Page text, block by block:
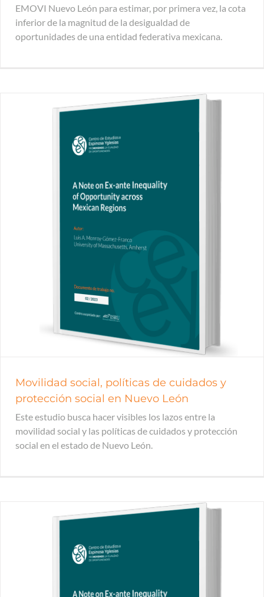
EMOVI Nuevo León para estimar, por primera vez, la cota
inferior de la magnitud de la desigualdad de
oportunidades de una entidad federativa mexicana.
Movilidad social, políticas de cuidados y
protección social en Nuevo León
Este estudio busca hacer visibles los lazos entre la
movilidad social y las políticas de cuidados y protección
social en el estado de Nuevo León.